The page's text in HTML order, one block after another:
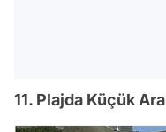
11. Plajda Küçük